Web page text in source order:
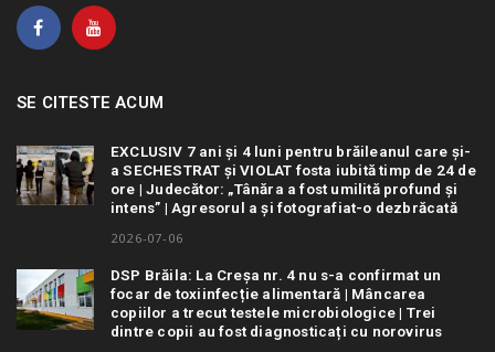
SE CITESTE ACUM
EXCLUSIV 7 ani și 4 luni pentru brăileanul care și-
a SECHESTRAT și VIOLAT fosta iubită timp de 24 de
ore | Judecător: „Tânăra a fost umilită profund și
intens” | Agresorul a și fotografiat-o dezbrăcată
2026-07-06
DSP Brăila: La Creșa nr. 4 nu s-a confirmat un
focar de toxiinfecție alimentară | Mâncarea
copiilor a trecut testele microbiologice | Trei
dintre copii au fost diagnosticați cu norovirus